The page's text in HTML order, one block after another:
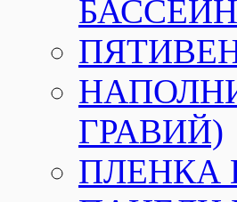
ГРАВИЙ)
ПЛЕНКА